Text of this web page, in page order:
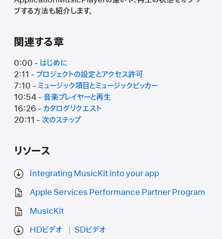
ブする方法も紹介します。
関連する章
0:00 - はじめに
2:11 - プロジェクトの設定とアクセス許可
7:10 - ミュージック項目とミュージックピッカー
10:54 - 音楽プレイヤーと再生
16:26 - カタログリクエスト
20:11 - 次のステップ
リソース
Integrating MusicKit into your app
Apple Services Performance Partner Program
MusicKit
HDビデオ
SDビデオ